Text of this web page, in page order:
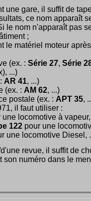
une gare, il suffit de
ce nom apparaît
le nom n'apparaît pas
;
le matériel moteur après
(ex. : Série 27, Série
...)
AR 41, ...)
(ex. : AM 62, ...)
postale (ex. : APT 35,
il faut utiliser :
une locomotive à
122 pour une
une locomotive Diesel,
revue, il suffit de
son numéro dans le